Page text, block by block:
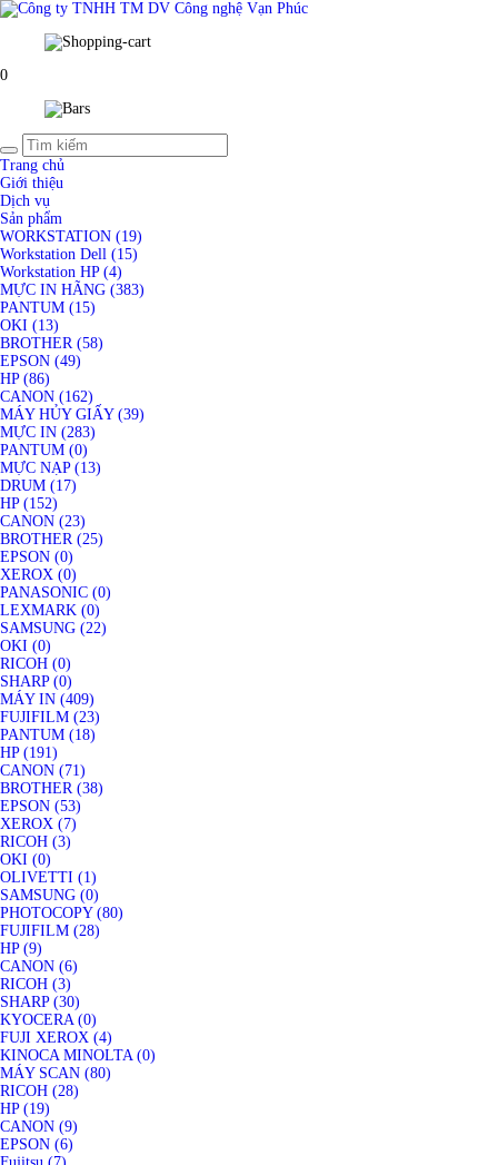
0
Trang chủ
Giới thiệu
Dịch vụ
Sản phẩm
WORKSTATION (19)
Workstation Dell (15)
Workstation HP (4)
MỰC IN HÃNG (383)
PANTUM (15)
OKI (13)
BROTHER (58)
EPSON (49)
HP (86)
CANON (162)
MÁY HỦY GIẤY (39)
MỰC IN (283)
PANTUM (0)
MỰC NẠP (13)
DRUM (17)
HP (152)
CANON (23)
BROTHER (25)
EPSON (0)
XEROX (0)
PANASONIC (0)
LEXMARK (0)
SAMSUNG (22)
OKI (0)
RICOH (0)
SHARP (0)
MÁY IN (409)
FUJIFILM (23)
PANTUM (18)
HP (191)
CANON (71)
BROTHER (38)
EPSON (53)
XEROX (7)
RICOH (3)
OKI (0)
OLIVETTI (1)
SAMSUNG (0)
PHOTOCOPY (80)
FUJIFILM (28)
HP (9)
CANON (6)
RICOH (3)
SHARP (30)
KYOCERA (0)
FUJI XEROX (4)
KINOCA MINOLTA (0)
MÁY SCAN (80)
RICOH (28)
HP (19)
CANON (9)
EPSON (6)